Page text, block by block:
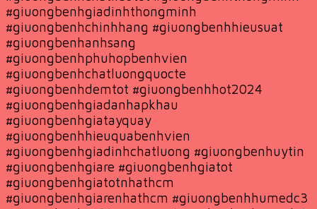
#giuongbenhgiadinhthongminh
#giuongbenhchinhhang #giuongbenhhieusuat
#giuongbenhanhsang
#giuongbenhphuhopbenhvien
#giuongbenhchatluongquocte
#giuongbenhdemtot #giuongbenhhot2024
#giuongbenhgiadanhapkhau
#giuongbenhgiatayquay
#giuongbenhhieuquabenhvien
#giuongbenhgiadinhchatluong #giuongbenhuytin
#giuongbenhgiare #giuongbenhgiatot
#giuongbenhgiatotnhathcm
#giuongbenhgiarenhathcm #giuongbenhhumedc3